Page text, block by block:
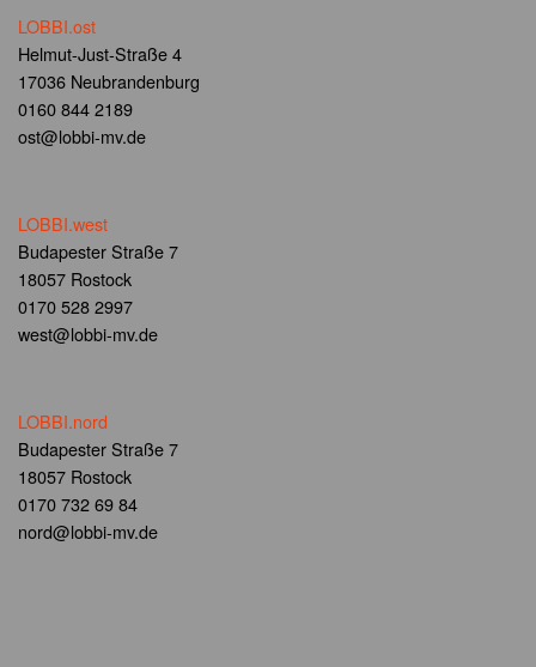
LOBBI.ost
Helmut-Just-Straße 4
17036 Neubrandenburg
0160 844 2189
ost@lobbi-mv.de
LOBBI.west
Budapester Straße 7
18057 Rostock
0170 528 2997
west@lobbi-mv.de
LOBBI.nord
Budapester Straße 7
18057 Rostock
0170 732 69 84
nord@lobbi-mv.de